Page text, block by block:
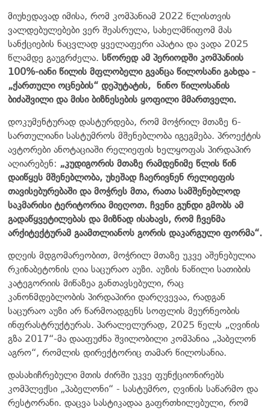
მიუხედავად იმისა, რომ კომპანიამ 2022 წლისთვის
ვალდებულებები ვერ შეასრულა, სახელმწიფომ მას
სანქციების ნაცვლად ყველაფერი აპატია და ვადა 2025
წლამდე გაუგრძელა. სწორედ ამ პერიოდში კომპანიის
100%-იანი წილის მფლობელი გვანცა წილოსანი გახდა -
„ქართული ოცნების“ დეპუტატის, ნინო წილოსანის
ბიძაშვილი და მისი ბიზნესების ყოფილი მმართველი.
დოკუმენტურად დასტურდება, რომ მოჭრილ მთაზე 6-
სართულიანი სასტუმროს მშენებლობა იგეგმება. პროექტის
ავტორები ანოტაციაში რელიეფის ხელყოფას პირდაპირ
აღიარებენ: „კუდიგორის მთაზე რამდენიმე წლის წინ
დაიწყეს მშენებლობა, უხეშად ჩაერივნენ რელიეფის
თავისებურებაში და მოჭრეს მთა, რათა სამშენებლოდ
საკმარისი ტერიტორია მიეღოთ. ჩვენი გუნდი გმობს ამ
გადაწყვეტილებას და მიზნად ისახავს, რომ ჩვენმა
არქიტექტურამ გაამთლიანოს გორის დაკარგული ფორმა“.
დღეის მდგომარეობით, მოჭრილ მთაზე უკვე აშენებულია
რკინაბეტონის ღია საცურაო აუზი. აუზის ნაწილი სათიბის
კატეგორიის მიწაზეა განთავსებული, რაც
კანონმდებლობის პირდაპირი დარღვევაა, რადგან
საცურაო აუზი არ წარმოადგენს სოფლის მეურნეობის
ინფრასტრუქტურას. პარალელურად, 2025 წელს „ღვინის
გზა 2017“-მა დააფუძნა შვილობილი კომპანია „პაბელონ
აგრო“, რომლის დირექტორიც თამარ წილოსანია.
დასახიჩრებული მთის ძირში უკვე ფუნქციონირებს
კომპლექსი „პაბელონი“ - სასტუმრო, ღვინის საწარმო და
რესტორანი. დაცვა სასტიკადაა გაფრთხილებული, რომ